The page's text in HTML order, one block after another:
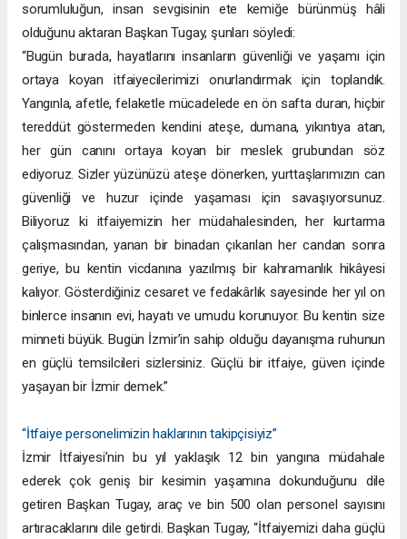
sorumluluğun, insan sevgisinin ete kemiğe bürünmüş hâli
olduğunu aktaran Başkan Tugay, şunları söyledi:
“Bugün burada, hayatlarını insanların güvenliği ve yaşamı için
ortaya koyan itfaiyecilerimizi onurlandırmak için toplandık.
Yangınla, afetle, felaketle mücadelede en ön safta duran, hiçbir
tereddüt göstermeden kendini ateşe, dumana, yıkıntıya atan,
her gün canını ortaya koyan bir meslek grubundan söz
ediyoruz. Sizler yüzünüzü ateşe dönerken, yurttaşlarımızın can
güvenliği ve huzur içinde yaşaması için savaşıyorsunuz.
Biliyoruz ki itfaiyemizin her müdahalesinden, her kurtarma
çalışmasından, yanan bir binadan çıkarılan her candan sonra
geriye, bu kentin vicdanına yazılmış bir kahramanlık hikâyesi
kalıyor. Gösterdiğiniz cesaret ve fedakârlık sayesinde her yıl on
binlerce insanın evi, hayatı ve umudu korunuyor. Bu kentin size
minneti büyük. Bugün İzmir’in sahip olduğu dayanışma ruhunun
en güçlü temsilcileri sizlersiniz. Güçlü bir itfaiye, güven içinde
yaşayan bir İzmir demek.”
“İtfaiye personelimizin haklarının takipçisiyiz”
İzmir İtfaiyesi’nin bu yıl yaklaşık 12 bin yangına müdahale
ederek çok geniş bir kesimin yaşamına dokunduğunu dile
getiren Başkan Tugay, araç ve bin 500 olan personel sayısını
artıracaklarını dile getirdi. Başkan Tugay, “İtfaiyemizi daha güçlü